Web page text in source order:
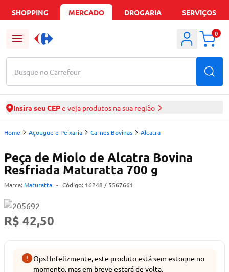
SHOPPING MERCADO DROGARIA SERVIÇOS
Busque no Carrefour
0
Insira seu CEPe veja produtos na sua região
Home Açougue e Peixaria Carnes Bovinas Alcatra
Peça de Miolo de Alcatra Bovina
Resfriada Maturatta 700 g
Marca: Maturatta - Código: 16248 / 5567661
R$ 42,50
Ops! Infelizmente, este produto está sem estoque no
momento, mas em breve estará de volta.